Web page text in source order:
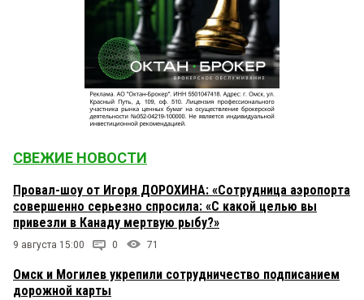
СВЕЖИЕ НОВОСТИ
Провал-шоу от Игоря ДОРОХИНА: «Сотрудница аэропорта
совершенно серьезно спросила: «С какой целью вы
привезли в Канаду мертвую рыбу?»
9 августа 15:00 0 71
Омск и Могилев укрепили сотрудничество подписанием
дорожной карты